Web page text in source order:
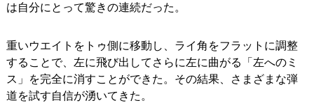
は自分にとって驚きの連続だった。
重いウエイトをトゥ側に移動し、ライ角をフラットに調整
することで、左に飛び出してさらに左に曲がる「左へのミ
ス」を完全に消すことができた。その結果、さまざまな弾
道を試す自信が湧いてきた。